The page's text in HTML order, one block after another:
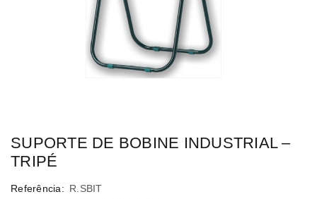
SUPORTE DE BOBINE INDUSTRIAL –
TRIPÉ
Referência: R.SBIT